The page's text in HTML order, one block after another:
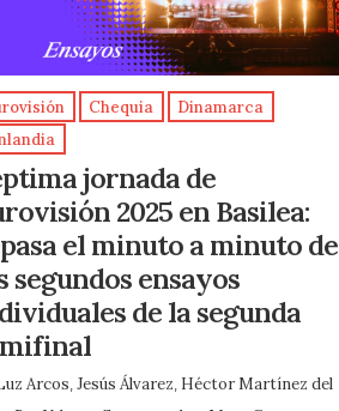
Chequia
Dinamarca
jornada de
2025 en Basilea:
el minuto a minuto de
segundos ensayos
de la segunda
Arcos Jesús Álvarez Héctor Martínez del